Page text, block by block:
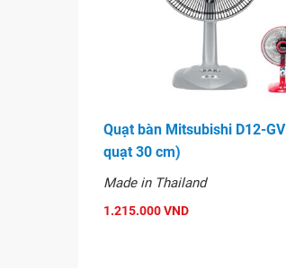
Với chế độ quay đảo chiều
quạt quay hướng khác
Quạt bàn Mitsubishi D12-
quạt 30 cm)
Made in Thailand
1.215.000 VND